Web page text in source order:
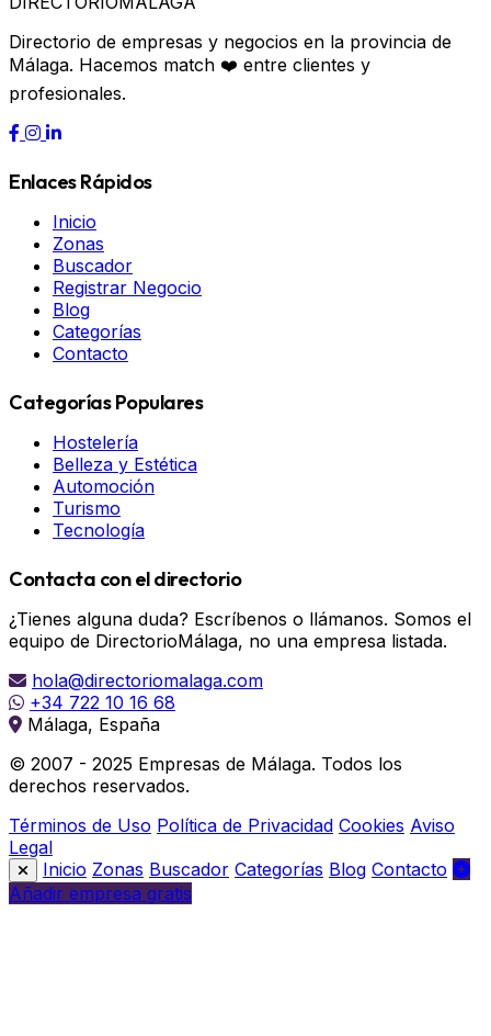
Directorio de empresas y negocios en la provincia de
Málaga. Hacemos match ❤️ entre clientes y
profesionales.
Enlaces Rápidos
Inicio
Zonas
Buscador
Registrar Negocio
Blog
Categorías
Contacto
Categorías Populares
Hostelería
Belleza y Estética
Automoción
Turismo
Tecnología
Contacta con el directorio
¿Tienes alguna duda? Escríbenos o llámanos. Somos el
equipo de DirectorioMálaga, no una empresa listada.
hola@directoriomalaga.com
+34 722 10 16 68
Málaga, España
© 2007 - 2025 Empresas de Málaga. Todos los
derechos reservados.
Términos de Uso Política de Privacidad Cookies Aviso
Legal
Inicio Zonas Buscador Categorías Blog Contacto
Añadir empresa gratis